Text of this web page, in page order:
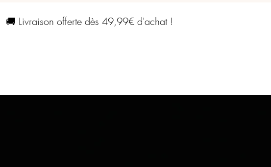
🚚 Livraison offerte dès 49,99€ d'achat !